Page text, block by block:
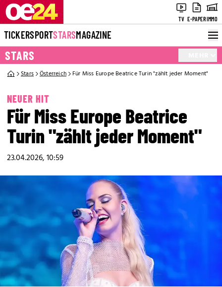
TV E-PAPERIMMO
TICKERSPORTSTARSMAGAZINE
STARS
Stars Österreich Für Miss Europe Beatrice Turin "zählt jeder Moment"
NEUER HIT
Für Miss Europe Beatrice
Turin "zählt jeder Moment"
23.04.2026, 10:59